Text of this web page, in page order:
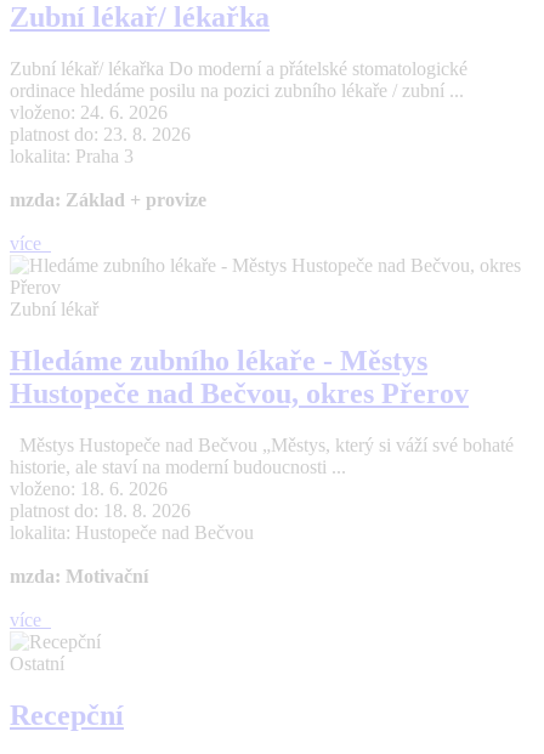
Zubní lékař/ lékařka
Zubní lékař/ lékařka Do moderní a přátelské stomatologické
ordinace hledáme posilu na pozici zubního lékaře / zubní ...
vloženo: 24. 6. 2026
platnost do: 23. 8. 2026
lokalita: Praha 3
mzda: Základ + provize
více
Zubní lékař
Hledáme zubního lékaře - Městys
Hustopeče nad Bečvou, okres Přerov
Městys Hustopeče nad Bečvou „Městys, který si váží své bohaté
historie, ale staví na moderní budoucnosti ...
vloženo: 18. 6. 2026
platnost do: 18. 8. 2026
lokalita: Hustopeče nad Bečvou
mzda: Motivační
více
Ostatní
Recepční